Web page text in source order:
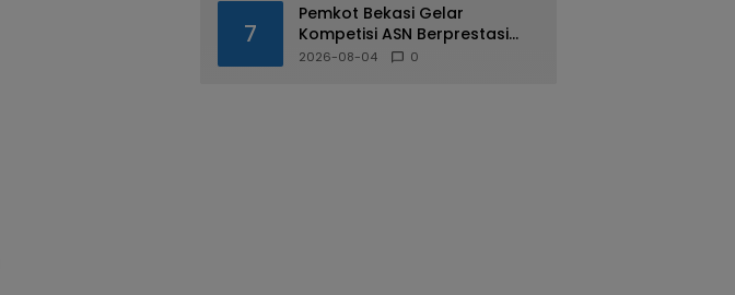
7
Pemkot Bekasi Gelar
Kompetisi ASN Berprestasi
pada HUT RI ke-81
2026-08-04 0